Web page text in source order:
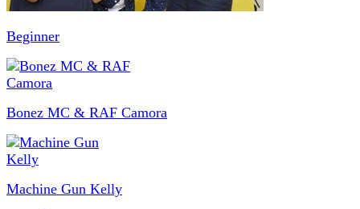
Beginner
Bonez MC & RAF Camora
Machine Gun Kelly